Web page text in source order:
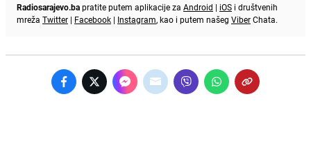
Radiosarajevo.bapratite putem aplikacije za Android | iOS i društvenih
mreža Twitter | Facebook | Instagram, kao i putem našeg ViberChata.